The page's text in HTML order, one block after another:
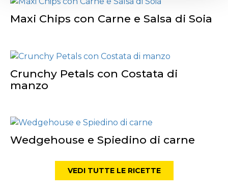
Maxi Chips con Carne e Salsa di Soia
Crunchy Petals con Costata di
manzo
Wedgehouse e Spiedino di carne
VEDI TUTTE LE RICETTE